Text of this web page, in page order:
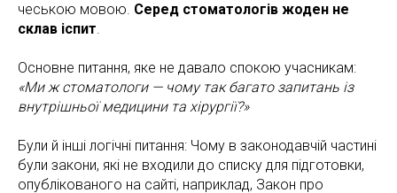
чеською мовою. Серед стоматологів жоден не
склав іспит.
Основне питання, яке не давало спокою учасникам:
«Ми ж стоматологи — чому так багато запитань із
внутрішньої медицини та хірургії?»
Були й інші логічні питання: Чому в законодавчій частині
були закони, які не входили до списку для підготовки,
опублікованого на сайті, наприклад, Закон про